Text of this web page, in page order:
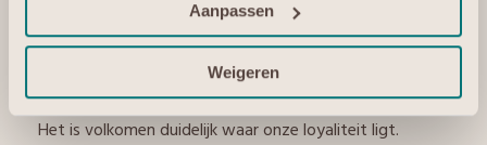
Aanpassen
Weigeren
Een ander belangrijk voordeel: je hoeft nooit bang te
zijn voor concurrentie met ons. Dat is natuurlijk wel het
gevaar bij leveranciers die zowel indirect als direct
zaken doen. Die hebben verschillende belangen. Wij niet.
Het is volkomen duidelijk waar onze loyaliteit ligt.